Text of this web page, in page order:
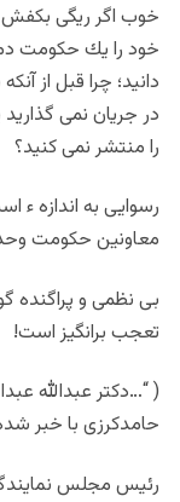
خوب اگر ريگى بكفش
خود را يك حكومت
دانيد؛ چرا قبل از
در جريان نمى
را منتشر نمى كنيد؟
رسوايى به اندازه
معاونين حكومت
بى نظمى و پراگنده
تعجب برانگيز است!
( “…دكتر عبدالله
حامدكرزى با خبر
رئيس مجلس